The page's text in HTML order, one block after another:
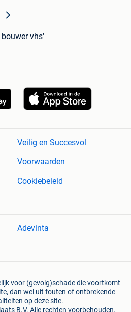
vhs'
Veilig en Succesvol
Voorwaarden
Cookiebeleid
Adevinta
voor (gevolg)schade die voortkomt
dan wel uit fouten of ontbrekende
op deze site.
B.V. Alle rechten voorbehouden.